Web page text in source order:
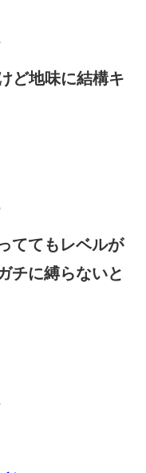
ど地味に結構キ
ててもレベルが
チに縛らないと